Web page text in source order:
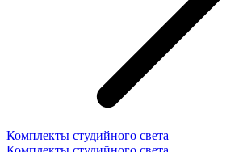
Комплекты студийного света